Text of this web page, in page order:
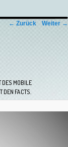
← Zurück Weiter →
DES MOBILE
DEN FACTS.